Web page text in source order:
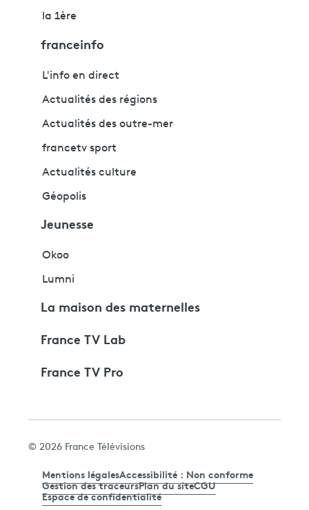
la 1ère
franceinfo
L'info en direct
Actualités des régions
Actualités des outre-mer
francetv sport
Actualités culture
Géopolis
Jeunesse
Okoo
Lumni
La maison des maternelles
France TV Lab
France TV Pro
© 2026 France Télévisions
Mentions légalesAccessibilité : Non conforme
Gestion des traceursPlan du siteCGU
Espace de confidentialité